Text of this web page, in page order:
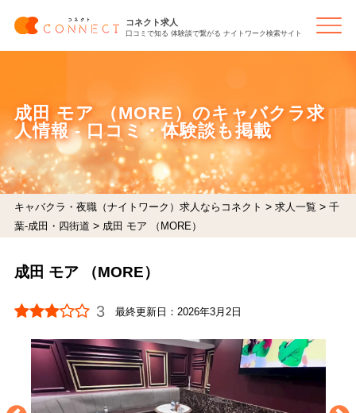
コネクト求人
口コミで知る 体験談で繋がる ナイトワーク検索サイト
成田 モア （MORE）のキャバクラ求
人情報 - 口コミ・体験談も掲載
キャバクラ・夜職（ナイトワーク）求人ならコネクト > 求人一覧 > 千
葉-成田・四街道 > 成田 モア （MORE）
成田 モア （MORE）
3 最終更新日：2026年3月2日